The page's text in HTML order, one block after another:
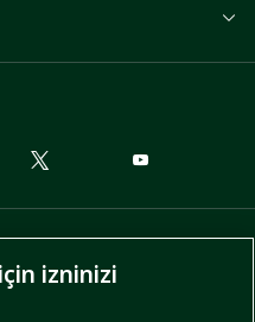
izninizi